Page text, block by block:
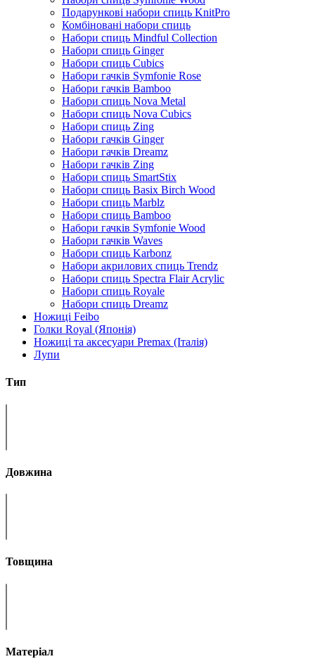
Подарункові набори спиць KnitPro
Комбіновані набори спиць
Набори спиць Mindful Collection
Набори спиць Ginger
Набори спиць Cubics
Набори гачків Symfonie Rose
Набори гачків Bamboo
Набори спиць Nova Metal
Набори спиць Nova Cubics
Набори спиць Zing
Набори гачків Ginger
Набори гачків Dreamz
Набори гачків Zing
Набори спиць SmartStix
Набори спиць Basix Birch Wood
Набори спиць Marblz
Набори спиць Bamboo
Набори гачків Symfonie Wood
Набори гачків Waves
Набори спиць Karbonz
Набори акрилових спиць Trendz
Набори спиць Spectra Flair Acrylic
Набори спиць Royale
Набори спиць Dreamz
Ножиці Feibo
Голки Royal (Японія)
Ножиці та аксесуари Premax (Італія)
Лупи
Тип
Довжина
Товщина
Матеріал